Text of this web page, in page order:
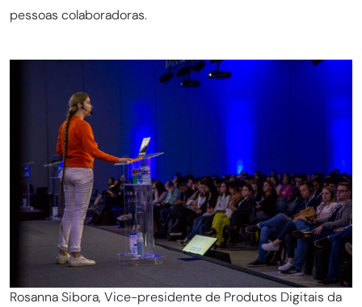
pessoas colaboradoras.
Rosanna Sibora, Vice-presidente de Produtos Digitais da